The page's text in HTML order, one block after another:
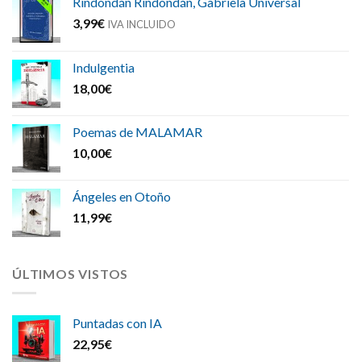
3,99€ IVA INCLUIDO
Indulgentia
18,00€
Poemas de MALAMAR
10,00€
Ángeles en Otoño
11,99€
ÚLTIMOS VISTOS
Puntadas con IA
22,95€